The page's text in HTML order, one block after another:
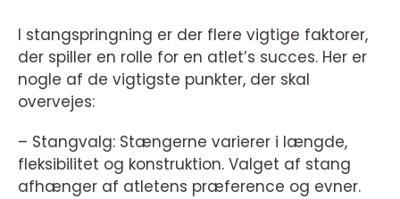
I stangspringning er der flere vigtige faktorer,
der spiller en rolle for en atlet’s succes. Her er
nogle af de vigtigste punkter, der skal
overvejes:
– Stangvalg: Stængerne varierer i længde,
fleksibilitet og konstruktion. Valget af stang
afhænger af atletens præference og evner.